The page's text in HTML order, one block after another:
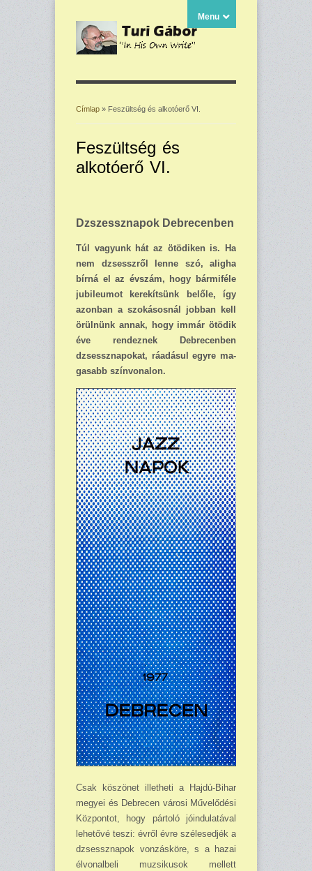
Menu
Címlap » Feszültség és alkotóerő VI.
Feszültség és
alkotóerő VI.
Dzszessznapok Debrecenben
Túl vagyunk hát az ötödiken is. Ha
nem dzsesszről lenne szó, aligha
bírná el az évszám, hogy bármiféle
jubileumot kerekítsünk belőle, így
azonban a szokásosnál jobban kell
örülnünk annak, hogy immár ötödik
éve rendeznek Debrecenben
dzsessznapokat, ráadásul egyre ma­
gasabb színvonalon.
Csak köszönet illetheti a Hajdú-Bihar
megyei és Debrecen városi Művelődési
Köz­pontot, hogy pártoló jóindulatával
lehetővé teszi: évről évre szélesedjék a
dzsessznapok vonzásköre, s a hazai
élvonalbeli muzsikusok mel­lett